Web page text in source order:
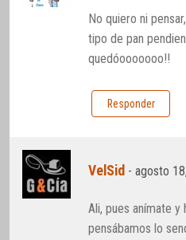
No quiero ni
tipo de pan
quedóooooooo!!
Responder
VelSid -agosto
Ali, pues anímate y
pensábamos lo